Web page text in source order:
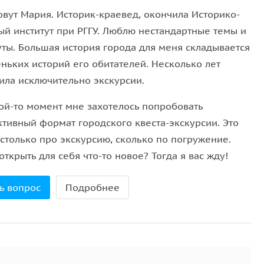
взглядом.
конца XVIII века — Дом графа
Наполеона;
Гороховом поле,построенного при участии
готический замок на границе Басманной и
Мария. Историк-краевед, окончила Историко-
институт при РГГУ. Люблю нестандартные темы и
Большая история города для меня складывается
историй его обитателей. Несколько лет
исключительно экскурсии.
то момент мне захотелось попробовать
формат городского квеста-экскурсии. Это
про экскурсию, сколько по погружение.
для себя что-то новое? Тогда я вас жду!
вопрос Подробнее